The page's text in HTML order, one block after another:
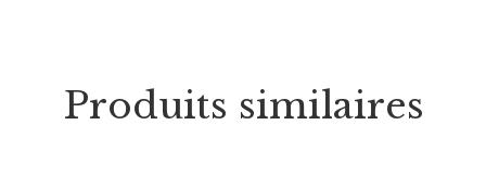
Produits similaires